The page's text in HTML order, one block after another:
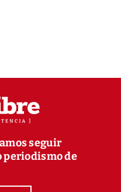
seguir
periodismo de